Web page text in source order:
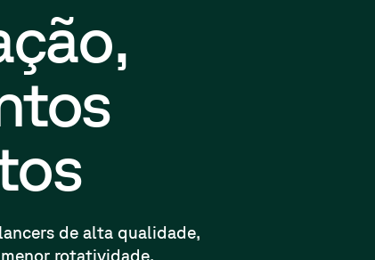
de alta qualidade,
rotatividade.